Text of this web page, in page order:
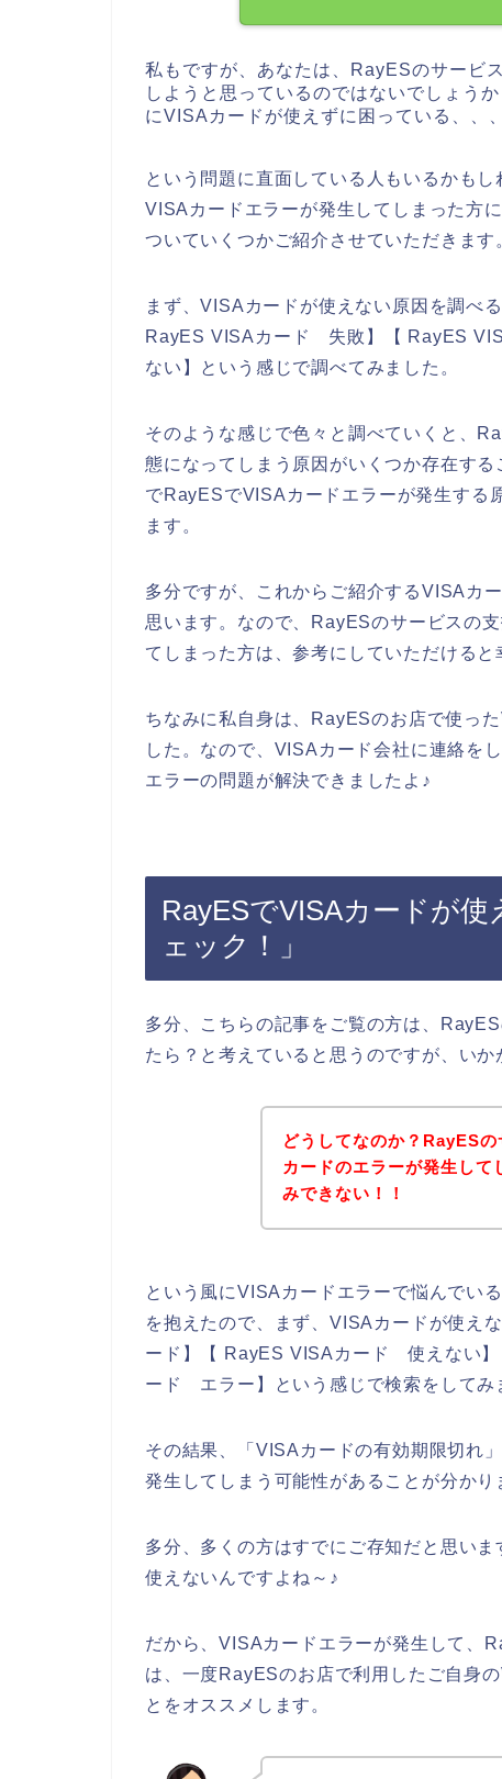
私もですが、あなたは、RayESのサービ
しようと思っているのではないでしょう
にVISAカードが使えずに困っている、、、
という問題に直面している人もいるかも
VISAカードエラーが発生してしまった方
ついていくつかご紹介させていただきます
まず、VISAカードが使えない原因を調べ
RayES VISAカード 失敗】【 RayES
ない】という感じで調べてみました。
そのような感じで色々と調べていくと、
態になってしまう原因がいくつか存在す
でRayESでVISAカードエラーが発生する
ます。
多分ですが、これからご紹介するVISAカ
思います。なので、RayESのサービスの
てしまった方は、参考にしていただけると
ちなみに私自身は、RayESのお店で使っ
した。なので、VISAカード会社に連絡を
エラーの問題が解決できましたよ♪
RayESでVISAカードが
ェック！」
多分、こちらの記事をご覧の方は、
たら？と考えていると思うのですが、いか
どうしてなのか？RayES
カードのエラーが発生し
みできない！！
という風にVISAカードエラーで悩んでい
を抱えたので、まず、VISAカードが使え
ード】【 RayES VISAカード 使えない
ード エラー】という感じで検索をしてみ
その結果、「VISAカードの有効期限切れ
発生してしまう可能性があることが分かり
多分、多くの方はすでにご存知だと思い
使えないんですよね～♪
だから、VISAカードエラーが発生して、
は、一度RayESのお店で利用したご自身
とをオススメします。